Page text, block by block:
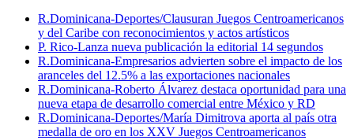
R.Dominicana-Deportes/Clausuran Juegos Centroamericanos
y del Caribe con reconocimientos y actos artísticos
P. Rico-Lanza nueva publicación la editorial 14 segundos
R.Dominicana-Empresarios advierten sobre el impacto de los
aranceles del 12.5% a las exportaciones nacionales
R.Dominicana-Roberto Álvarez destaca oportunidad para una
nueva etapa de desarrollo comercial entre México y RD
R.Dominicana-Deportes/María Dimitrova aporta al país otra
medalla de oro en los XXV Juegos Centroamericanos